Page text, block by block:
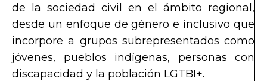
de la sociedad civil en el ámbito regional,
desde un enfoque de género e inclusivo que
incorpore a grupos subrepresentados como
jóvenes, pueblos indígenas, personas con
discapacidad y la población LGTBI+.